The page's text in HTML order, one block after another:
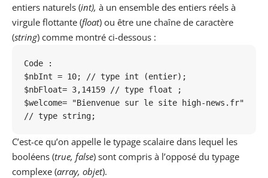
entiers naturels (int), à un ensemble des entiers réels à
virgule flottante (float) ou être une chaîne de caractère
(string) comme montré ci-dessous :
Code :
$nbInt = 10; // type int (entier);
$nbFloat= 3,14159 // type float ;
$welcome= "Bienvenue sur le site high-news.fr"
C’est-ce qu’on appelle le typage scalaire dans lequel les
booléens (true, false) sont compris à l’opposé du typage
complexe (array, objet).